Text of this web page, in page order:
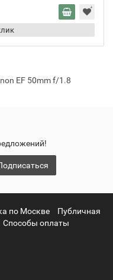
EF 50mm f/1.8
по Москве
Публичная
Способы оплаты